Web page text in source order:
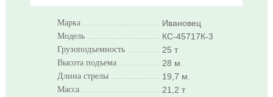
Марка ..........................................................
Ивановец
Модель ..........................................................
КС-45717К-3
Грузоподъемность ..........................................................
25 т
Высота подъема ..........................................................
28 м.
Длина стрелы ..........................................................
19,7 м.
Масса ..........................................................
21,2 т